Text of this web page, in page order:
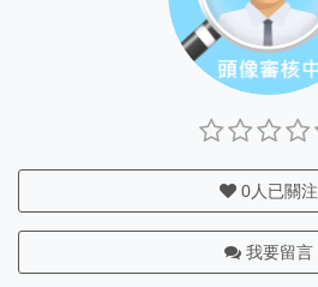
0人已關注
我要留言